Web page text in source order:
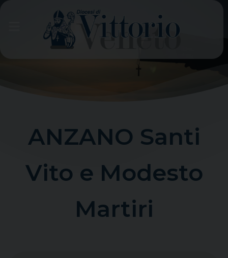
ANZANO Santi
Vito e Modesto
Martiri